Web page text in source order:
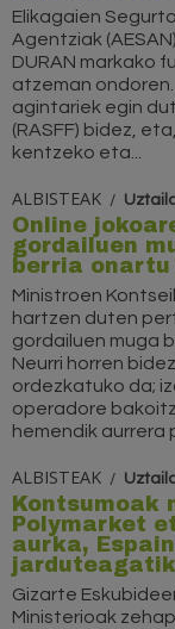
Elikagaien
Agentziak
DURAN markako
atzeman
agintariek egin
(RASFF) bidez,
kentzeko eta...
ALBISTEAK
Online
gordailuen
berria onartu
Ministroen
hartzen duten
gordailuen muga
Neurri horren
ordezkatuko da;
operadore
hemendik aurrera
ALBISTEAK
Kontsumoak
Polymarket
aurka,
jarduteagatik
Gizarte
Ministerioak